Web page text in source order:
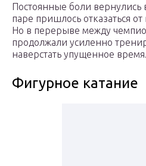
Постоянные боли
паре пришлось отказаться
Но в перерыве между
продолжали усиленно
наверстать упущенное время.
Фигурное катание